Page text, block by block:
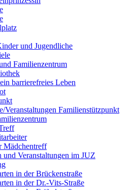
und Jugendliche
Familienzentrum
barrierefreies Leben
Veranstaltungen Familienstützpunkt
Mädchentreff
und Veranstaltungen im JUZ
in der Brückenstraße
in der Dr.-Vits-Straße